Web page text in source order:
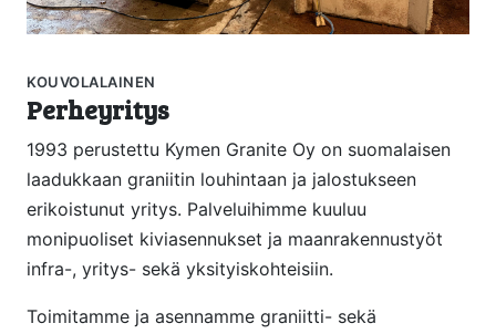
KOUVOLALAINEN
Perheyritys
1993 perustettu Kymen Granite Oy on suomalaisen
laadukkaan graniitin louhintaan ja jalostukseen
erikoistunut yritys. Palveluihimme kuuluu
monipuoliset kiviasennukset ja maanrakennustyöt
infra-, yritys- sekä yksityiskohteisiin.
Toimitamme ja asennamme graniitti- sekä